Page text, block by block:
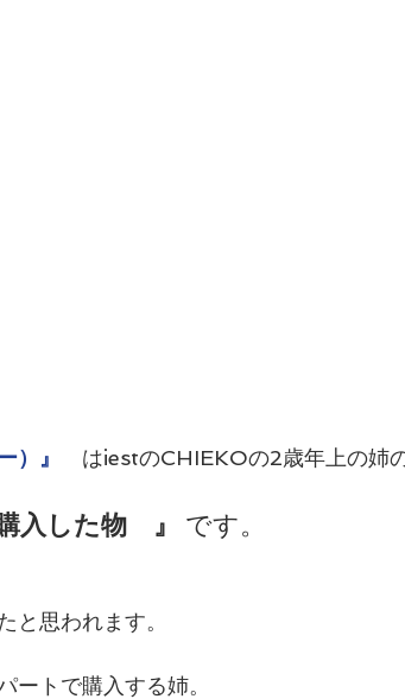
）』 はiestのCHIEKOの2歳年上の姉
した物　』 です。
と思われます。
ートで購入する姉。